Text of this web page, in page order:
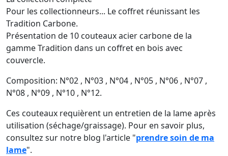
Pour les collectionneurs... Le coffret réunissant les
Tradition Carbone.
Présentation de 10 couteaux acier carbone de la
gamme Tradition dans un coffret en bois avec
couvercle.
Composition: N°02 , N°03 , N°04 , N°05 , N°06 , N°07 ,
N°08 , N°09 , N°10 , N°12.
Ces couteaux requièrent un entretien de la lame après
utilisation (séchage/graissage). Pour en savoir plus,
consultez sur notre blog l'article "prendre soin de ma
lame".